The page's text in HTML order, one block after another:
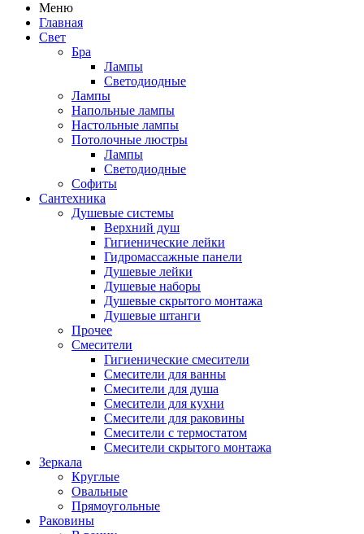
Меню
Главная
Свет
Бра
Лампы
Светодиодные
Лампы
Напольные лампы
Настольные лампы
Потолочные люстры
Лампы
Светодиодные
Софиты
Сантехника
Душевые системы
Верхний душ
Гигиенические лейки
Гидромассажные панели
Душевые лейки
Душевые наборы
Душевые скрытого монтажа
Душевые штанги
Прочее
Смесители
Гигиенические смесители
Смесители для ванны
Смесители для душа
Смесители для кухни
Смесители для раковины
Смесители с термостатом
Смесители скрытого монтажа
Зеркала
Круглые
Овальные
Прямоугольные
Раковины